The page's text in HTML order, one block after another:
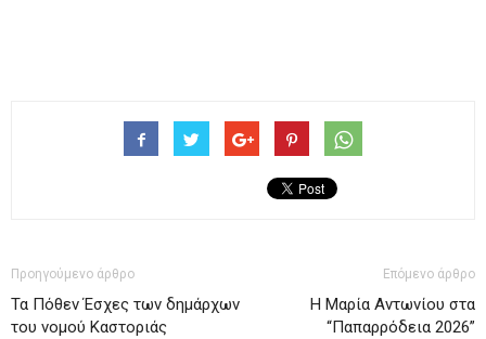
Προηγούμενο άρθρο
Τα Πόθεν Έσχες των δημάρχων
του νομού Καστοριάς
Επόμενο άρθρο
Η Μαρία Αντωνίου στα
“Παπαρρόδεια 2026”